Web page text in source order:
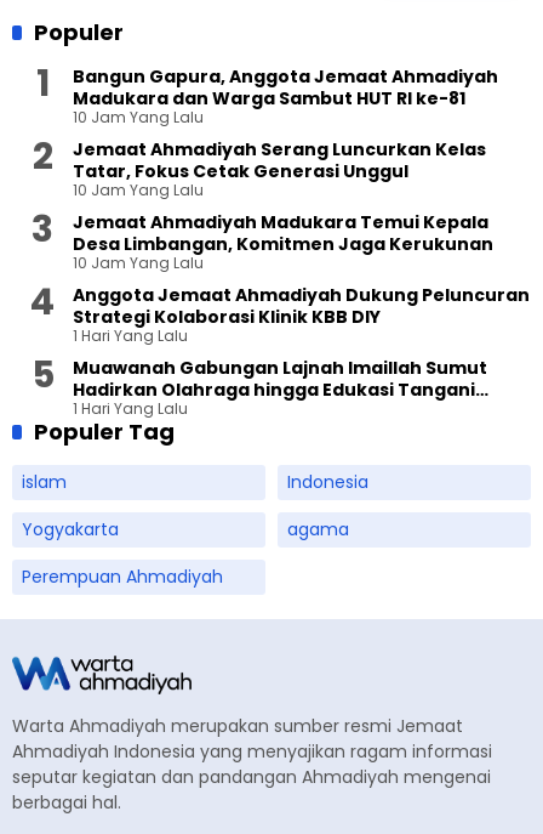
Populer
Bangun Gapura, Anggota Jemaat Ahmadiyah
Madukara dan Warga Sambut HUT RI ke-81
10 Jam Yang Lalu
Jemaat Ahmadiyah Serang Luncurkan Kelas
Tatar, Fokus Cetak Generasi Unggul
10 Jam Yang Lalu
Jemaat Ahmadiyah Madukara Temui Kepala
Desa Limbangan, Komitmen Jaga Kerukunan
10 Jam Yang Lalu
Anggota Jemaat Ahmadiyah Dukung Peluncuran
Strategi Kolaborasi Klinik KBB DIY
1 Hari Yang Lalu
Muawanah Gabungan Lajnah Imaillah Sumut
Hadirkan Olahraga hingga Edukasi Tangani
Sampah
1 Hari Yang Lalu
Populer Tag
islam
Indonesia
Yogyakarta
agama
Perempuan Ahmadiyah
Warta Ahmadiyah merupakan sumber resmi Jemaat
Ahmadiyah Indonesia yang menyajikan ragam informasi
seputar kegiatan dan pandangan Ahmadiyah mengenai
berbagai hal.